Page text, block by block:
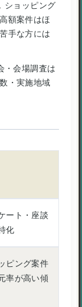
ョッピング
額案件はほ
手な方には
会場調査は
・実施地域
ート・座談
化
ピング案件
率が高い傾